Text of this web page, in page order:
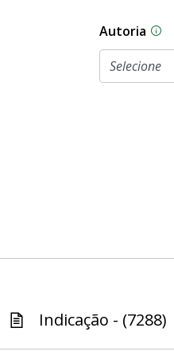
Autoria As
Indicação - (7288)